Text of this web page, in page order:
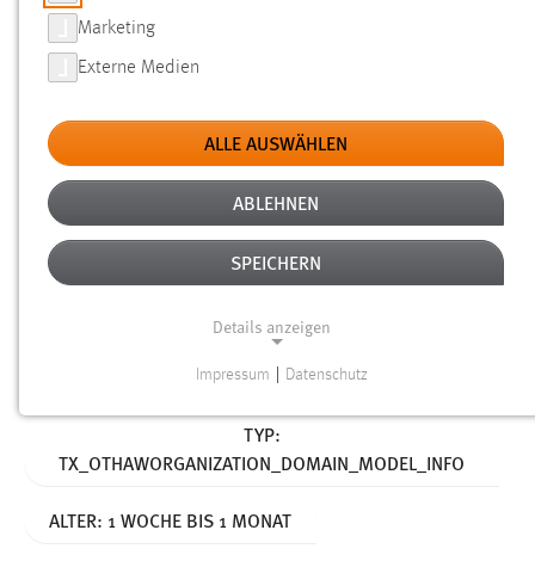
FILTER
Typ
Erstellungsdatum
Alter
TYP:
TX_OTHAWORGANIZATION_DOMAIN_MODEL_INFO
ALTER: 1 WOCHE BIS 1 MONAT
Marketing
Externe Medien
ALLE AUSWÄHLEN
ABLEHNEN
SPEICHERN
Details anzeigen
Notwendige Cookies ermöglichen grundlegende
Funktionen und sind für die einwandfreie Funktion der
Impressum Datenschutz